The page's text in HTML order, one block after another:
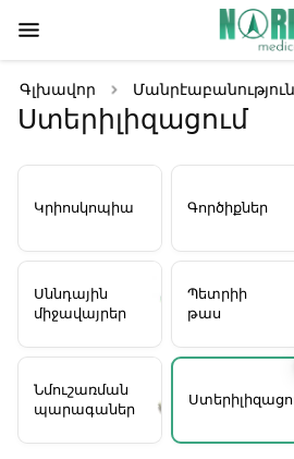
Գլխավոր Մանրէաբանություն
Ստերիլիզացում
Կրիոսկոպիա Գործիքներ
Սննդային
միջավայրեր
Պետրիի
թաս
Նմուշառման
պարագաներ